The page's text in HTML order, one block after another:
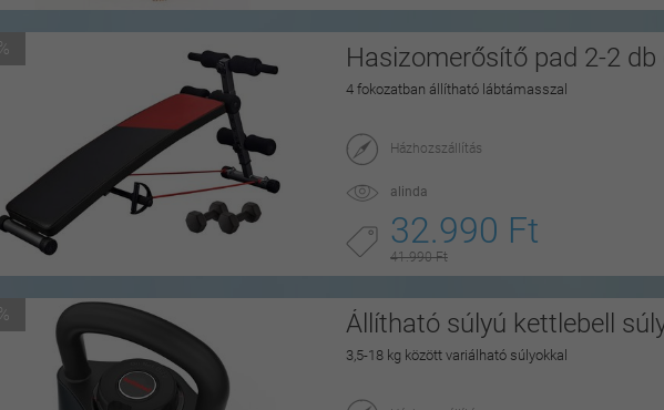
Hasizomerősítő pad 2-2
4 fokozatban állítható lábtámasszal
Házhozszállítás
alinda
32.990 Ft
41.990 Ft
Állítható súlyú kettlebell
3,5-18 kg között variálható súlyokkal